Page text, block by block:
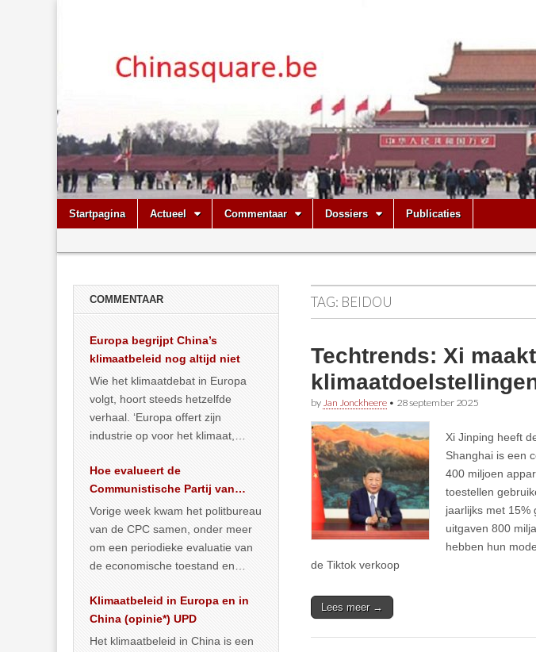
Chinasquare.be
Main
menu
Skip
Startpagina Actueel Commentaar Dossiers Publicaties
menu
TAG: BEIDOU
Techtrends: Xi
by Jan Jonckheere • 28 september 2025
Xi Jinping heeft
Shanghai is een
400 miljoen
toestellen
jaarlijks met 15%
uitgaven 800
hebben hun
de Tiktok verkoop
Lees meer →
COMMENTAAR
Europa begrijpt China’s
klimaatbeleid nog altijd niet
Wie het klimaatdebat in Europa
volgt, hoort steeds hetzelfde
verhaal. ‘Europa offert zijn
industrie op voor het klimaat,
vergroening… >> lees meer
Hoe evalueert de
Communistische Partij van
China de economische
situatie?
Vorige week kwam het politbureau
van de CPC samen, onder meer
om een periodieke evaluatie van
de economische toestand en
publiceerden… >> lees meer
Klimaatbeleid in Europa en in
China (opinie*) UPD
Het klimaatbeleid in China is een